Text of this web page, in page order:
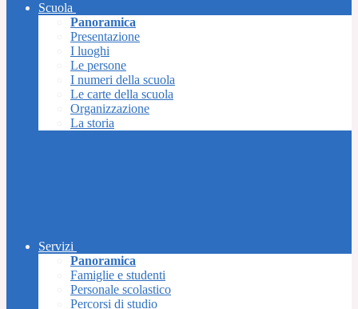
Scuola
Panoramica
Presentazione
I luoghi
Le persone
I numeri della scuola
Le carte della scuola
Organizzazione
La storia
Servizi
Panoramica
Famiglie e studenti
Personale scolastico
Percorsi di studio